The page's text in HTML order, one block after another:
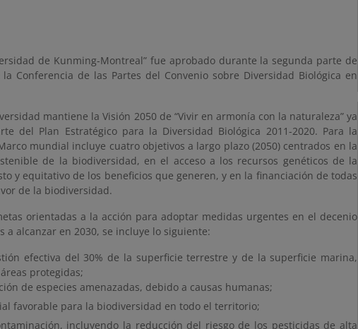
de Kunming-Montreal” fue aprobado durante la segunda parte de
Conferencia de las Partes del Convenio sobre Diversidad Biológica en
mantiene la Visión 2050 de “Vivir en armonía con la naturaleza” ya
del Plan Estratégico para la Diversidad Biológica 2011-2020. Para la
mundial incluye cuatro objetivos a largo plazo (2050) centrados en la
de la biodiversidad, en el acceso a los recursos genéticos de la
y equitativo de los beneficios que generen, y en la financiación de todas
de la biodiversidad.
orientadas a la acción para adoptar medidas urgentes en el decenio
a alcanzar en 2030, se incluye lo siguiente:
efectiva del 30% de la superficie terrestre y de la superficie marina,
protegidas;
de especies amenazadas, debido a causas humanas;
favorable para la biodiversidad en todo el territorio;
incluyendo la reducción del riesgo de los pesticidas de alta